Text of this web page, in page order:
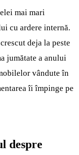
mai mari
cu ardere internă.
deja la peste
jumătate a anului
vândute în
îi împinge pe
despre